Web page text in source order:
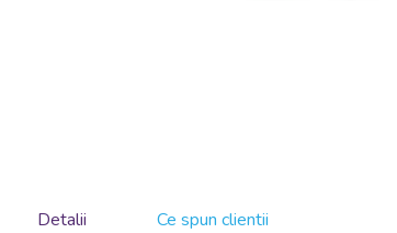
Detalii Ce spun clientii